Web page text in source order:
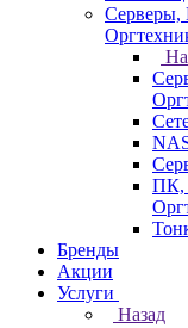
ПК,
Бренды
Акции
Услуги
Назад